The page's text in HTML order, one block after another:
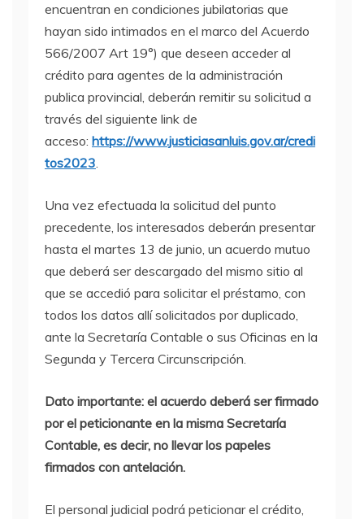
encuentran en condiciones jubilatorias que
hayan sido intimados en el marco del Acuerdo
566/2007 Art 19°) que deseen acceder al
crédito para agentes de la administración
publica provincial, deberán remitir su solicitud a
través del siguiente link de
acceso: https://www.justiciasanluis.gov.ar/credi
tos2023.
Una vez efectuada la solicitud del punto
precedente, los interesados deberán presentar
hasta el martes 13 de junio, un acuerdo mutuo
que deberá ser descargado del mismo sitio al
que se accedió para solicitar el préstamo, con
todos los datos allí solicitados por duplicado,
ante la Secretaría Contable o sus Oficinas en la
Segunda y Tercera Circunscripción.
Dato importante: el acuerdo deberá ser firmado
por el peticionante en la misma Secretaría
Contable, es decir, no llevar los papeles
firmados con antelación.
El personal judicial podrá peticionar el crédito,